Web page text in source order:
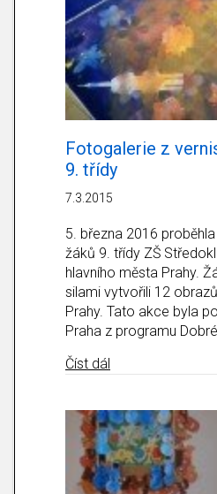
Fotogalerie z
9. třídy
7.3.2015
5. března 2016
žáků 9. třídy ZŠ
hlavního města Prahy.
silami vytvořili 12
Prahy. Tato akce byla
Praha z programu
Číst dál